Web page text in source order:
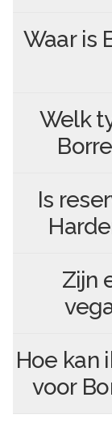
Waar is
Welk
Is
Zijn
Hoe kan
voor